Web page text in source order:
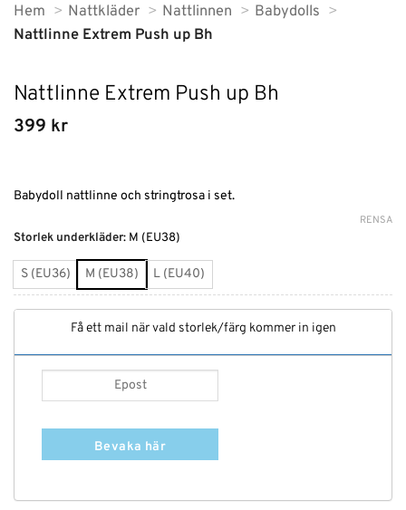
Hem Nattkläder Nattlinnen
Babydolls
Nattlinne Extrem Push up Bh
Nattlinne Extrem Push up Bh
399 kr
Babydoll nattlinne och stringtrosa i set.
Storlek underkläder: M (EU38)
S (EU36) M (EU38) L (EU40)
RENSA
Få ett mail när vald storlek/färg kommer in igen
Bevaka här
Alternative: